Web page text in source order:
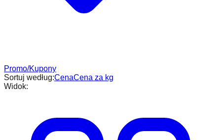
Promo/Kupony
Sortuj według:CenaCena za kg
Widok: